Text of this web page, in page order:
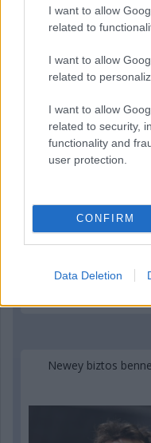
I want to allow
related to
I want to allow
related to
I want to allow
related to security,
functionality and
user protection.
CONFIRM
Data Deletion
Újabb korábbi F2-
Newey biztos